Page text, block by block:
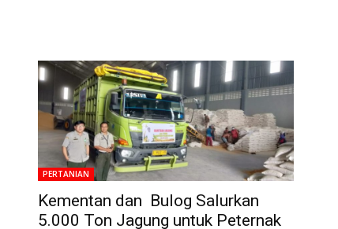
PERTANIAN
Kementan dan Bulog Salurkan
5.000 Ton Jagung untuk Peternak